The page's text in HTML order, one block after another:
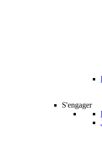
S'engager